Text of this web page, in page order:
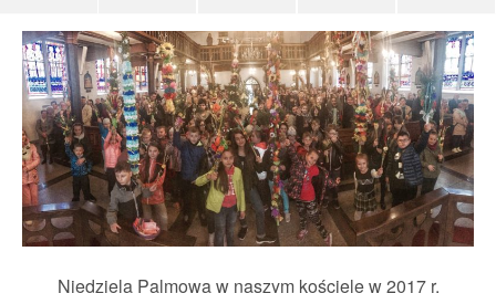
Niedziela Palmowa w naszym kościele w 2017 r.